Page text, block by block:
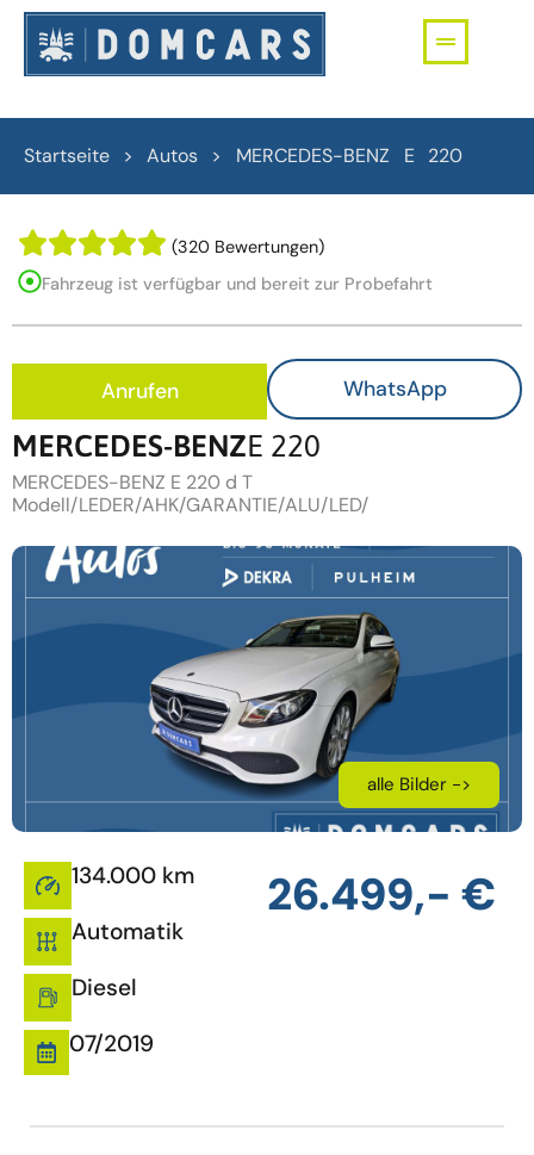
Startseite > Autos > MERCEDES-BENZ E 220
Fahrzeug ist verfügbar und bereit zur Probefahrt
(320 Bewertungen)
MERCEDES-BENZE 220
MERCEDES-BENZ E 220 d T
Modell/LEDER/AHK/GARANTIE/ALU/LED/
Anrufen WhatsApp
alle Bilder ->
134.000 km
Automatik
Diesel
07/2019
26.499,- €